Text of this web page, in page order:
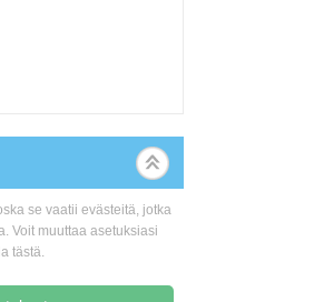
se vaatii evästeitä, jotka
Voit muuttaa asetuksiasi
tästä.